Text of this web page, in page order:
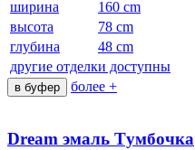
ширина
160 cm
высота
78 cm
глубина
48 cm
другие отделки доступны
в буфер более +
Dream эмаль Tумбочка